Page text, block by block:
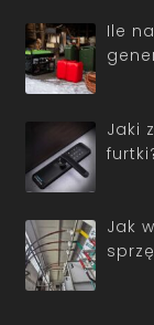
Ile
Jaki
Jak